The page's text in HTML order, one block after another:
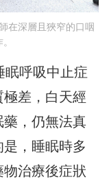
在深層且狹窄的口咽
眠呼吸中止症
差，白天經
，仍無法真
，睡眠時多
治療後症狀